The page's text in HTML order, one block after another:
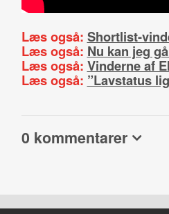
Læs også: Shortlist-
Læs også: Nu kan jeg
Læs også: Vinderne af
Læs også: ”Lavstatus
0 kommentarer